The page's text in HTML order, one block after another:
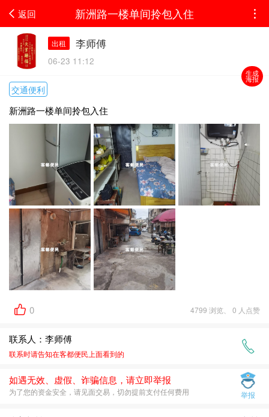
生成
海报
返回 新洲路一楼单间拎包入住
出租 李师傅
06-23 11:12
交通便利
新洲路一楼单间拎包入住
0 4799 浏览、 0 人点赞
联系人：李师傅
联系时请告知在客都便民 上面看到的
如遇无效、虚假、诈骗信息，请立即举报
为了您的资金安全，请见面交易，切勿提前支付任何费用 举报